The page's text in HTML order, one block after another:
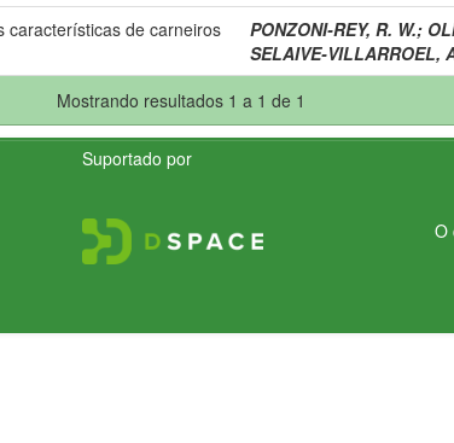
características de carneiros
PONZONI-REY, R. W.;
SELAIVE-VILLARROEL,
Mostrando resultados 1 a 1 de 1
Suportado por
O